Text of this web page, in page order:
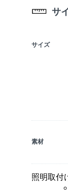
サ
サイズ
素材
照明取付